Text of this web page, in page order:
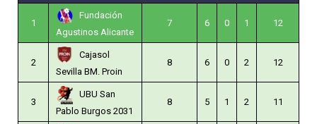
1
Fundación
Agustinos Alicante
7 6 0 1 12
2
Cajasol
Sevilla BM. Proin
8 6 0 2 12
3
UBU San
Pablo Burgos 2031
8 5 1 2 11